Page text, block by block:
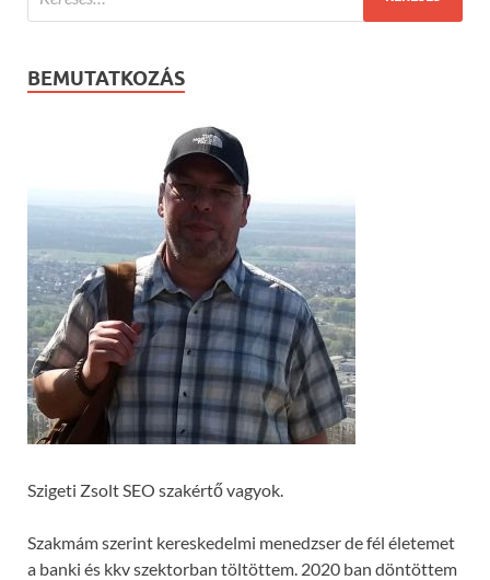
BEMUTATKOZÁS
Szigeti Zsolt SEO szakértő vagyok.
Szakmám szerint kereskedelmi menedzser de fél életemet
a banki és kkv szektorban töltöttem. 2020 ban döntöttem